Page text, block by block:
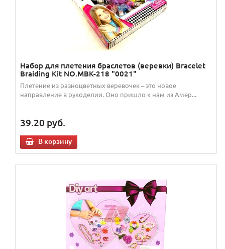
Набор для плетения браслетов (веревки) Bracelet
Braiding Kit NO.MBK-218 "0021"
Плетение из разноцветных веревочек – это новое
направление в рукоделии. Оно пришло к нам из Амер...
39.20 руб.
В корзину